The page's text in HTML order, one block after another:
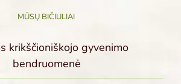
MŪSŲ BIČIULIAI
krikščioniškojo gyvenimo
bendruomenė